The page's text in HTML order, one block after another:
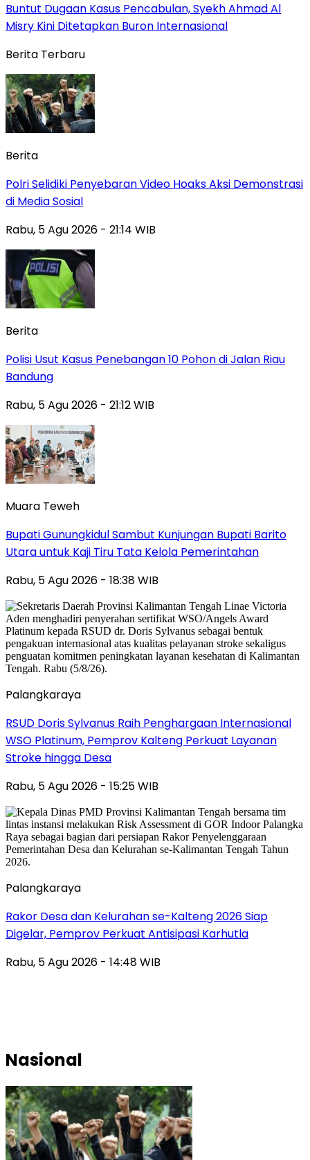
Buntut Dugaan Kasus Pencabulan, Syekh Ahmad Al
Misry Kini Ditetapkan Buron Internasional
Berita Terbaru
Berita
Polri Selidiki Penyebaran Video Hoaks Aksi Demonstrasi
di Media Sosial
Rabu, 5 Agu 2026 - 21:14 WIB
Berita
Polisi Usut Kasus Penebangan 10 Pohon di Jalan Riau
Bandung
Rabu, 5 Agu 2026 - 21:12 WIB
Muara Teweh
Bupati Gunungkidul Sambut Kunjungan Bupati Barito
Utara untuk Kaji Tiru Tata Kelola Pemerintahan
Rabu, 5 Agu 2026 - 18:38 WIB
Palangkaraya
RSUD Doris Sylvanus Raih Penghargaan Internasional
WSO Platinum, Pemprov Kalteng Perkuat Layanan
Stroke hingga Desa
Rabu, 5 Agu 2026 - 15:25 WIB
Palangkaraya
Rakor Desa dan Kelurahan se-Kalteng 2026 Siap
Digelar, Pemprov Perkuat Antisipasi Karhutla
Rabu, 5 Agu 2026 - 14:48 WIB
Nasional